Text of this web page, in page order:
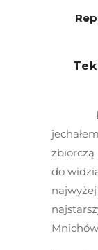
Do
zbiorczą
do